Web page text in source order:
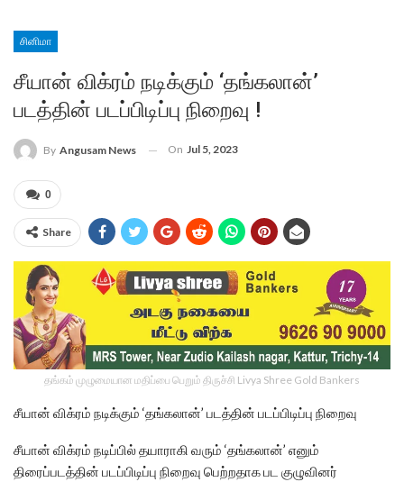
சினிமா
சீயான் விக்ரம் நடிக்கும் ‘தங்கலான்’
படத்தின் படப்பிடிப்பு நிறைவு !
By Angusam News On Jul 5, 2023
0
Share
தங்கம் முழுமையான மதிப்பை பெறும் திருச்சி Livya Shree Gold Bankers
சீயான் விக்ரம் நடிக்கும் ‘தங்கலான்’ படத்தின் படப்பிடிப்பு நிறைவு
சீயான் விக்ரம் நடிப்பில் தயாராகி வரும் ‘தங்கலான்’ எனும்
திரைப்படத்தின் படப்பிடிப்பு நிறைவு பெற்றதாக பட குழுவினர்